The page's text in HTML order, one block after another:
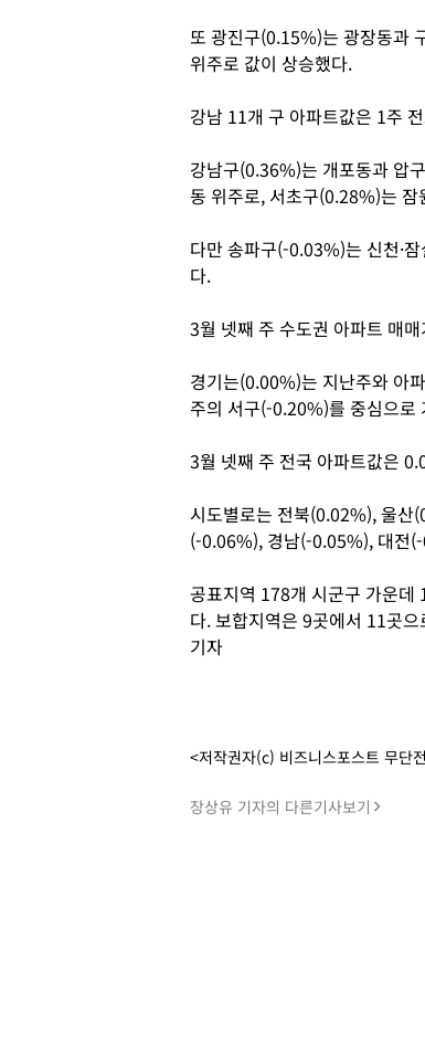
또 광진구(0.15%)는 광장동과
위주로 값이 상승했다.
강남 11개 구 아파트값은 1주
강남구(0.36%)는 개포동과 압
동 위주로, 서초구(0.28%)는 잠
다만 송파구(-0.03%)는 신천·
다.
3월 넷째 주 수도권 아파트 매
경기는(0.00%)는 지난주와 아
주의 서구(-0.20%)를 중심으로
3월 넷째 주 전국 아파트값은
시도별로는 전북(0.02%), 울
(-0.06%), 경남(-0.05%), 대전
공표지역 178개 시군구 가운데
다. 보합지역은 9곳에서 11곳
기자
<저작권자(c) 비즈니스포스트 무단
장상유 기자의 다른기사보기